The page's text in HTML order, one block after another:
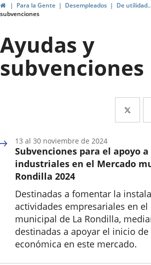
HomePara la Gente Desempleados De
subvenciones
Ayudas y
subvenciones
a
Subvenciones para el apoyo
industriales en el Mercado
Rondilla 2024
Destinadas a fomentar la
actividades empresariales en el
municipal de La Rondilla,
destinadas a apoyar el inicio
económica en este mercado.
Inicio
13 al 30 noviembre de 2024